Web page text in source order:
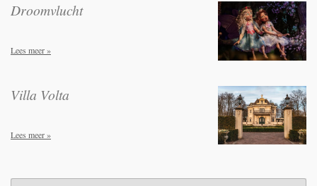
Droomvlucht
Lees meer »
Villa Volta
Lees meer »